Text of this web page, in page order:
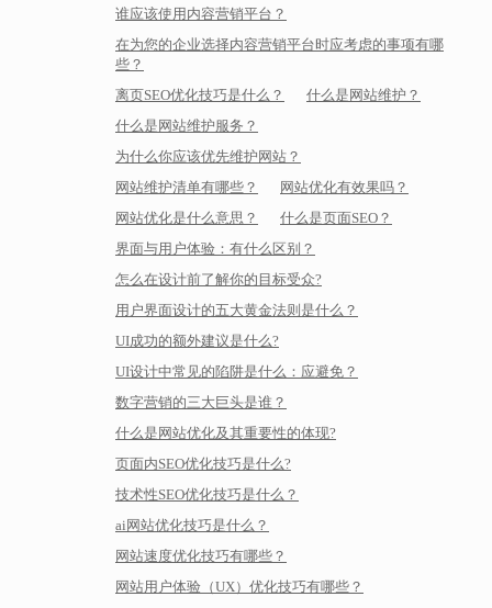
谁应该使用内容营销平台？
在为您的企业选择内容营销平台时应考虑的事项有哪
些？
离页SEO优化技巧是什么？
什么是网站维护？
什么是网站维护服务？
为什么你应该优先维护网站？
网站维护清单有哪些？
网站优化有效果吗？
网站优化是什么意思？
什么是页面SEO？
界面与用户体验：有什么区别？
怎么在设计前了解你的目标受众?
用户界面设计的五大黄金法则是什么？
UI成功的额外建议是什么?
UI设计中常见的陷阱是什么：应避免？
数字营销的三大巨头是谁？
什么是网站优化及其重要性的体现?
页面内SEO优化技巧是什么?
技术性SEO优化技巧是什么？
ai网站优化技巧是什么？
网站速度优化技巧有哪些？
网站用户体验（UX）优化技巧有哪些？